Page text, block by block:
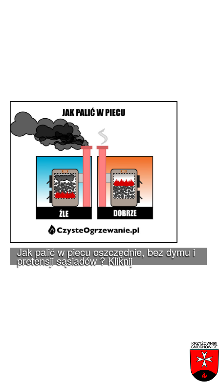
Jak palić w piecu oszczędnie, bez dymu i
pretensji sąsiadów ? Kliknij